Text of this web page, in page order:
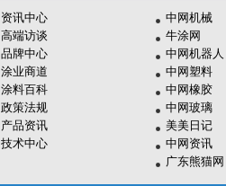
资讯中心
高端访谈
品牌中心
涂业商道
涂料百科
政策法规
产品资讯
技术中心
中网机械
牛涂网
中网机器人
中网塑料
中网橡胶
中网玻璃
美美日记
中网资讯
广东熊猫网